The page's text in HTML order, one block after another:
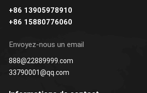
+86 13905978910
+86 15880776060
Envoyez-nous un email
888@22889999.com
33790001@qq.com